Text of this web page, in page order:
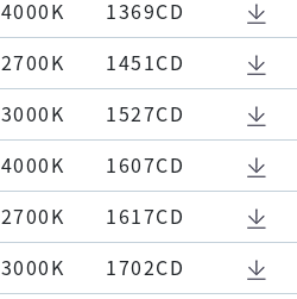
4000K 1369CD
2700K 1451CD
3000K 1527CD
4000K 1607CD
2700K 1617CD
3000K 1702CD